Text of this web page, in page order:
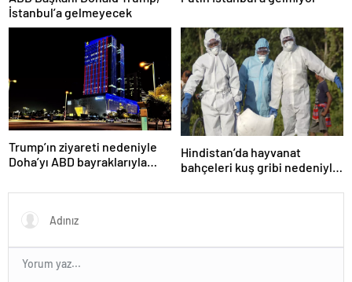
İstanbul’a gelmeyecek
Trump’ın ziyareti nedeniyle
Doha’yı ABD bayraklarıyla
Hindistan’da hayvanat
bahçeleri kuş gribi nedeniyle